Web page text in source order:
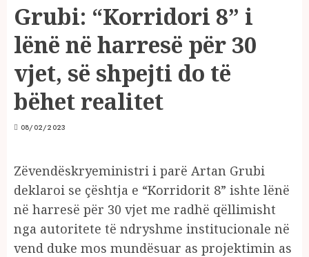
Grubi: “Korridori 8” i
lënë në harresë për 30
vjet, së shpejti do të
bëhet realitet
08/02/2023
Zëvendëskryeministri i parë Artan Grubi
deklaroi se çështja e “Korridorit 8” ishte lënë
në harresë për 30 vjet me radhë qëllimisht
nga autoritete të ndryshme institucionale në
vend duke mos mundësuar as projektimin as